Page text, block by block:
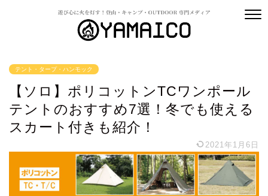
テント・タープ・ハンモック
【ソロ】ポリコットンTCワンポール
テントのおすすめ7選！冬でも使える
スカート付きも紹介！
2021年1月6日